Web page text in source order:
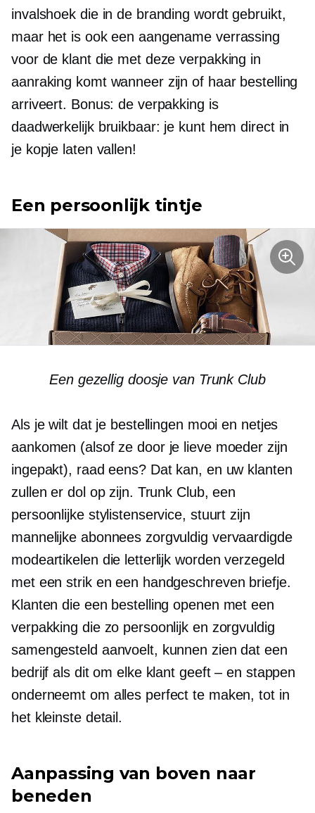
invalshoek die in de branding wordt gebruikt,
maar het is ook een aangename verrassing
voor de klant die met deze verpakking in
aanraking komt wanneer zijn of haar bestelling
arriveert. Bonus: de verpakking is
daadwerkelijk bruikbaar: je kunt hem direct in
je kopje laten vallen!
Een persoonlijk tintje
Een gezellig doosje van Trunk Club
Als je wilt dat je bestellingen mooi en netjes
aankomen (alsof ze door je lieve moeder zijn
ingepakt), raad eens? Dat kan, en uw klanten
zullen er dol op zijn. Trunk Club, een
persoonlijke stylistenservice, stuurt zijn
mannelijke abonnees zorgvuldig vervaardigde
modeartikelen die letterlijk worden verzegeld
met een strik en een handgeschreven briefje.
Klanten die een bestelling openen met een
verpakking die zo persoonlijk en zorgvuldig
samengesteld aanvoelt, kunnen zien dat een
bedrijf als dit om elke klant geeft – en stappen
onderneemt om alles perfect te maken, tot in
het kleinste detail.
Aanpassing van boven naar
beneden